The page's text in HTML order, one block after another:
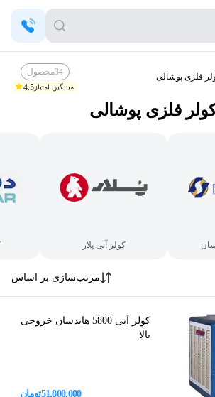
فلزی پوشالی
4.5 میانگین امتیاز
34محصول
فلزی پوشالی
کولر آبی پلار
مرتب‌سازی بر اساس
کولر آبی 5800 هایدسان خروجی
بالا
51,800,000تومان